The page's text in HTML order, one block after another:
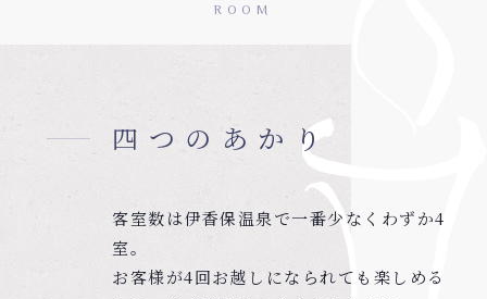
ROOM
四つのあかり
客室数は伊香保温泉で一番少なくわずか4
室。
お客様が4回お越しになられても楽しめる